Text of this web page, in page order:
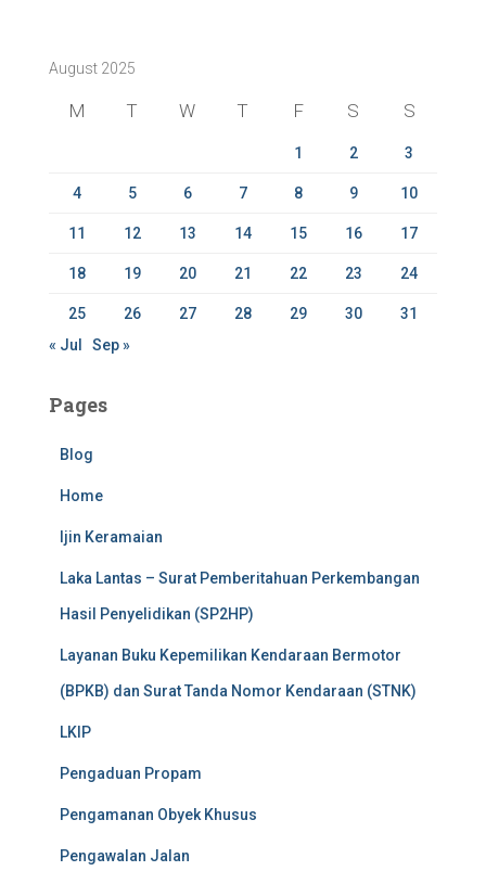
h
August 2025
M T W T F S S
1 2 3
4 5 6 7 8 9 10
11 12 13 14 15 16 17
18 19 20 21 22 23 24
25 26 27 28 29 30
31
« Jul
Sep »
Pages
Blog
Home
Ijin Keramaian
Laka Lantas – Surat Pemberitahuan Perkembangan
Hasil Penyelidikan (SP2HP)
Layanan Buku Kepemilikan Kendaraan Bermotor
(BPKB) dan Surat Tanda Nomor Kendaraan (STNK)
LKIP
Pengaduan Propam
Pengamanan Obyek Khusus
Pengawalan Jalan